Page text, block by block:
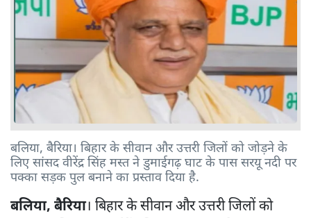
बलिया, बैरिया। बिहार के सीवान और उत्तरी जिलों को जोड़ने के
लिए सांसद वीरेंद्र सिंह मस्त ने डुमाईगढ़ घाट के पास सरयू नदी पर
पक्का सड़क पुल बनाने का प्रस्ताव दिया है.
बलिया, बैरिया। बिहार के सीवान और उत्तरी जिलों को